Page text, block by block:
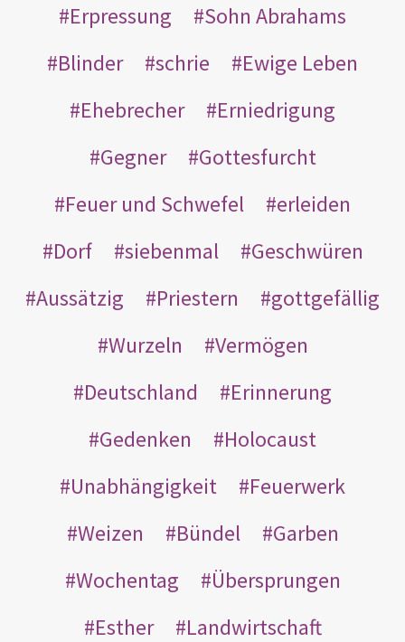
Erpressung
Sohn Abrahams
Blinder
schrie
Ewige Leben
Ehebrecher
Erniedrigung
Gegner
Gottesfurcht
Feuer und Schwefel
erleiden
Dorf
siebenmal
Geschwüren
Aussätzig
Priestern
gottgefällig
Wurzeln
Vermögen
Deutschland
Erinnerung
Gedenken
Holocaust
Unabhängigkeit
Feuerwerk
Weizen
Bündel
Garben
Wochentag
Übersprungen
Esther
Landwirtschaft